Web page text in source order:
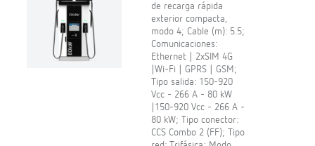
de recarga rápida
exterior compacta,
modo 4; Cable (m): 5.5;
Comunicaciones:
Ethernet | 2xSIM 4G
|Wi-Fi | GPRS | GSM;
Tipo salida: 150-920
Vcc - 266 A - 80 kW
|150-920 Vcc - 266 A -
80 kW; Tipo conector:
CCS Combo 2 (FF); Tipo